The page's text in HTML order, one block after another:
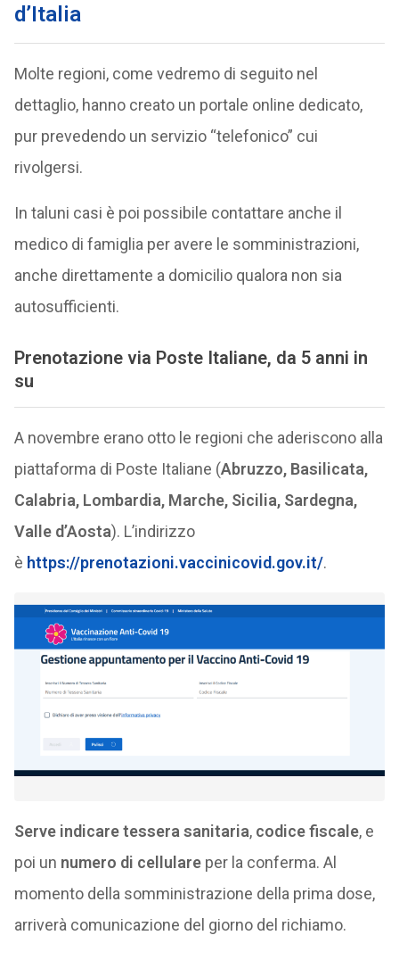
d’Italia
Molte regioni, come vedremo di seguito nel
dettaglio, hanno creato un portale online dedicato,
pur prevedendo un servizio “telefonico” cui
rivolgersi.
In taluni casi è poi possibile contattare anche il
medico di famiglia per avere le somministrazioni,
anche direttamente a domicilio qualora non sia
autosufficienti.
Prenotazione via Poste Italiane, da 5 anni in
su
A novembre erano otto le regioni che aderiscono alla
piattaforma di Poste Italiane (Abruzzo, Basilicata,
Calabria, Lombardia, Marche, Sicilia, Sardegna,
Valle d’Aosta). L’indirizzo
è https://prenotazioni.vaccinicovid.gov.it/.
Serve indicare tessera sanitaria, codice fiscale, e
poi un numero di cellulareper la conferma. Al
momento della somministrazione della prima dose,
arriverà comunicazione del giorno del richiamo.